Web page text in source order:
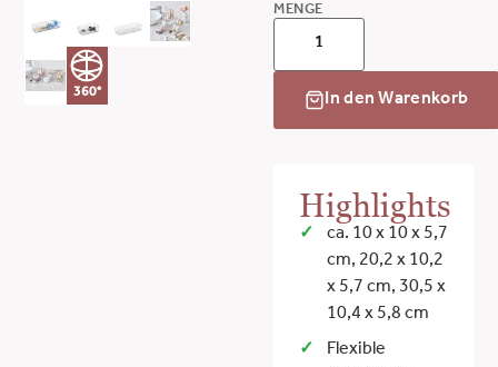
360°
MENGE
In den Warenkorb
Highlights
ca. 10 x 10 x 5,7
cm, 20,2 x 10,2
x 5,7 cm, 30,5 x
10,4 x 5,8 cm
Flexible